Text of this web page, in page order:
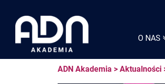
O NAS
content
ADN Akademia > Aktualności